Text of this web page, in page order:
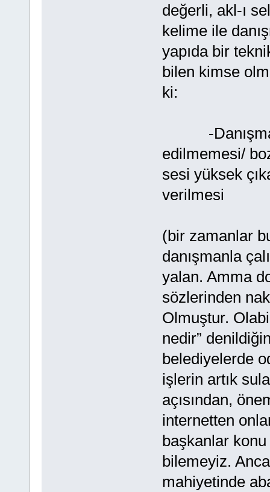
değerli, akl-ı
kelime ile
yapıda bir
bilen kimse
ki:
-
edilmemesi/
sesi yüksek
verilmesi
(bir zamanlar
danışmanla
yalan. Amma
sözlerinden
Olmuştur.
nedir”
belediyelerde
işlerin artık
açısından,
internetten
başkanlar
bilemeyiz.
mahiyetinde